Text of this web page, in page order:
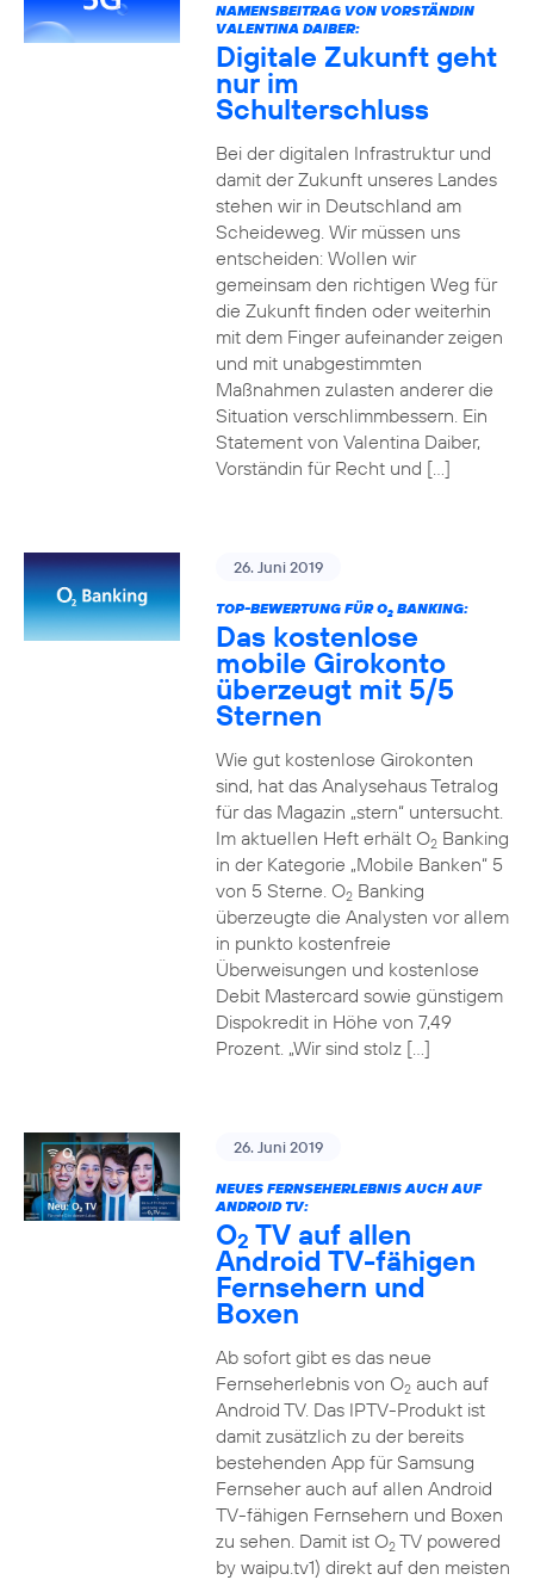
NAMENSBEITRAG VON VORSTÄNDIN
VALENTINA DAIBER:
Digitale Zukunft geht
nur im
Schulterschluss
Bei der digitalen Infrastruktur und
damit der Zukunft unseres Landes
stehen wir in Deutschland am
Scheideweg. Wir müssen uns
entscheiden: Wollen wir
gemeinsam den richtigen Weg für
die Zukunft finden oder weiterhin
mit dem Finger aufeinander zeigen
und mit unabgestimmten
Maßnahmen zulasten anderer die
Situation verschlimmbessern. Ein
Statement von Valentina Daiber,
Vorständin für Recht und […]
26. Juni 2019
TOP-BEWERTUNG FÜR O2BANKING:
Das kostenlose
mobile Girokonto
überzeugt mit 5/5
Sternen
Wie gut kostenlose Girokonten
sind, hat das Analysehaus Tetralog
für das Magazin „stern“ untersucht.
Im aktuellen Heft erhält O2Banking
in der Kategorie „Mobile Banken“ 5
von 5 Sterne. O2Banking
überzeugte die Analysten vor allem
in punkto kostenfreie
Überweisungen und kostenlose
Debit Mastercard sowie günstigem
Dispokredit in Höhe von 7,49
Prozent. „Wir sind stolz […]
26. Juni 2019
NEUES FERNSEHERLEBNIS AUCH AUF
ANDROID TV:
O2 TV auf allen
Android TV-fähigen
Fernsehern und
Boxen
Ab sofort gibt es das neue
Fernseherlebnis von O2auch auf
Android TV. Das IPTV-Produkt ist
damit zusätzlich zu der bereits
bestehenden App für Samsung
Fernseher auch auf allen Android
TV-fähigen Fernsehern und Boxen
zu sehen. Damit ist O2TV powered
by waipu.tv1) direkt auf den meisten